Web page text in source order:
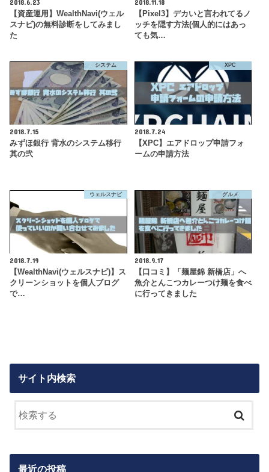
2018.6.23
【資産運用】WealthNavi(ウェル
スナビ)の無料診断をしてみまし
た
2018.11.18
【Pixel3】デカいと言われてるノ
ッチを隠す方法(個人的にはあっ
ても気…
システム
2018.7.15
みずほ銀行 背水のシステム移行
其の弐
XPC
2018.7.24
【XPC】エアドロップ申請フォ
ームの申請方法
ウェルスナビ
2018.7.19
【WealthNavi(ウェルスナビ)】ス
クリーンショットを個人ブログ
で…
グルメ
2018.9.17
【口コミ】「麺屋錦 新橋店」へ
魚介とんこつカレーつけ麺を食べ
に行ってきました
サイト内検索
最近の投稿